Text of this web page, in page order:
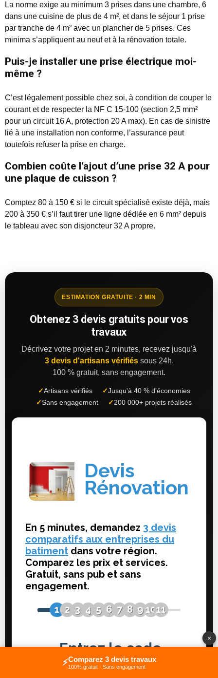
La norme exige au minimum 3 prises dans une chambre, 6
dans une cuisine de plus de 4 m², et dans le séjour 1 prise
par tranche de 4 m² avec un plancher de 5 prises. Ces
minima s’appliquent au neuf et à la rénovation totale.
Puis-je installer une prise électrique moi-
même ?
C’est légalement possible chez soi, à condition de couper le
courant et de respecter la NF C 15-100 (section 2,5 mm²
pour un circuit 16 A, protection 20 A max). En cas de sinistre
lié à une installation non conforme, l’assurance peut
toutefois refuser la prise en charge.
Combien coûte l’ajout d’une prise 32 A pour
une plaque de cuisson ?
Comptez 80 à 150 € si le circuit spécialisé existe déjà, mais
200 à 350 € s’il faut tirer une ligne dédiée en 6 mm² depuis
le tableau avec son disjoncteur 32 A propre.
ESTIMATION GRATUITE · 2 MIN
Obtenez 3 devis gratuits pour vos
travaux
Décrivez votre projet en 2 minutes, recevez jusqu'à
3 devis d'artisans vérifiéssous 24h.
100 % gratuit, sans engagement.
✓Artisans vérifiés ✓Jusqu'à 40 % d'économies
✓Sans engagement ✓200 000+ projets réalisés
⚡Comparez 3 devis travaux
100% gratuit · Sans engagement
×